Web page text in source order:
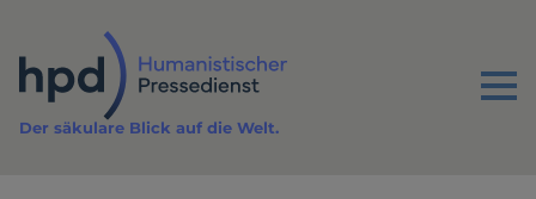
Inhalt
Menu
Der säkulare Blick auf die Welt.